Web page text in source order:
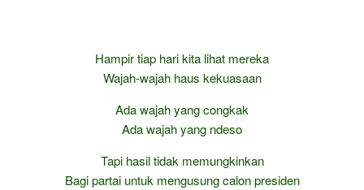
Hampir tiap hari kita lihat mereka
Wajah-wajah haus kekuasaan
Ada wajah yang congkak
Ada wajah yang ndeso
Tapi hasil tidak memungkinkan
Bagi partai untuk mengusung calon presiden